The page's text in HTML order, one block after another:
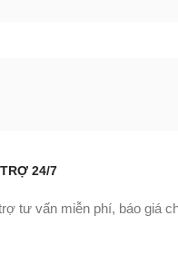
24/7
tư vấn miễn phí, báo giá